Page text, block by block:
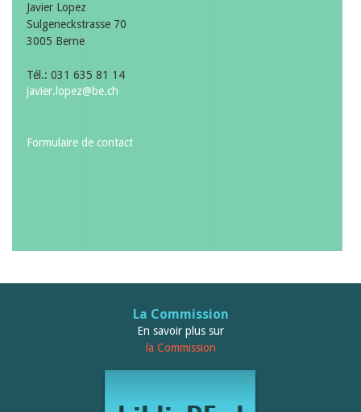
Javier Lopez
Sulgeneckstrasse 70
3005 Berne
Tél.: 031 635 81 14
javier.lopez@be.ch
Formulaire de contact
La Commission
En savoir plus sur
la Commission